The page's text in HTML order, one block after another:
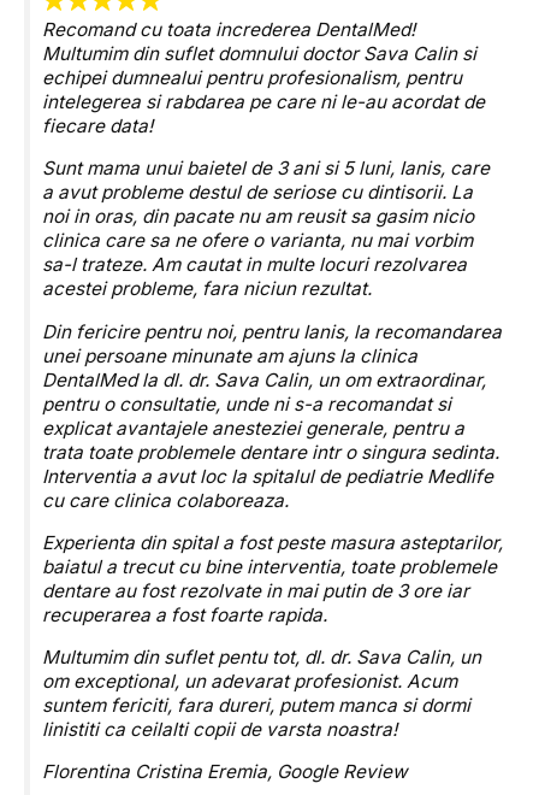
Recomand cu toata increderea DentalMed!
Multumim din suflet domnului doctor Sava Calin si
echipei dumnealui pentru profesionalism, pentru
intelegerea si rabdarea pe care ni le-au acordat de
fiecare data!
Sunt mama unui baietel de 3 ani si 5 luni, Ianis, care
a avut probleme destul de seriose cu dintisorii. La
noi in oras, din pacate nu am reusit sa gasim nicio
clinica care sa ne ofere o varianta, nu mai vorbim
sa-l trateze. Am cautat in multe locuri rezolvarea
acestei probleme, fara niciun rezultat.
Din fericire pentru noi, pentru Ianis, la recomandarea
unei persoane minunate am ajuns la clinica
DentalMed la dl. dr. Sava Calin, un om extraordinar,
pentru o consultatie, unde ni s-a recomandat si
explicat avantajele anesteziei generale, pentru a
trata toate problemele dentare intr o singura sedinta.
Interventia a avut loc la spitalul de pediatrie Medlife
cu care clinica colaboreaza.
Experienta din spital a fost peste masura asteptarilor,
baiatul a trecut cu bine interventia, toate problemele
dentare au fost rezolvate in mai putin de 3 ore iar
recuperarea a fost foarte rapida.
Multumim din suflet pentu tot, dl. dr. Sava Calin, un
om exceptional, un adevarat profesionist. Acum
suntem fericiti, fara dureri, putem manca si dormi
linistiti ca ceilalti copii de varsta noastra!
Florentina Cristina Eremia, Google Review